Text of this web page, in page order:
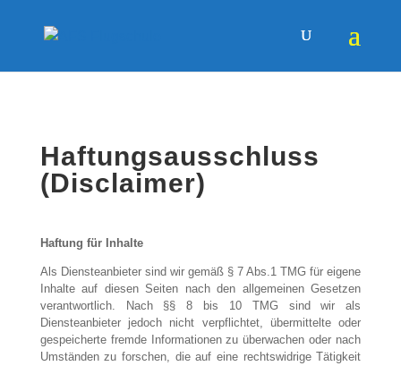
Haftungsausschluss
(Disclaimer)
Haftung für Inhalte
Als Diensteanbieter sind wir gemäß § 7 Abs.1 TMG für eigene
Inhalte auf diesen Seiten nach den allgemeinen Gesetzen
verantwortlich. Nach §§ 8 bis 10 TMG sind wir als
Diensteanbieter jedoch nicht verpflichtet, übermittelte oder
gespeicherte fremde Informationen zu überwachen oder nach
Umständen zu forschen, die auf eine rechtswidrige Tätigkeit